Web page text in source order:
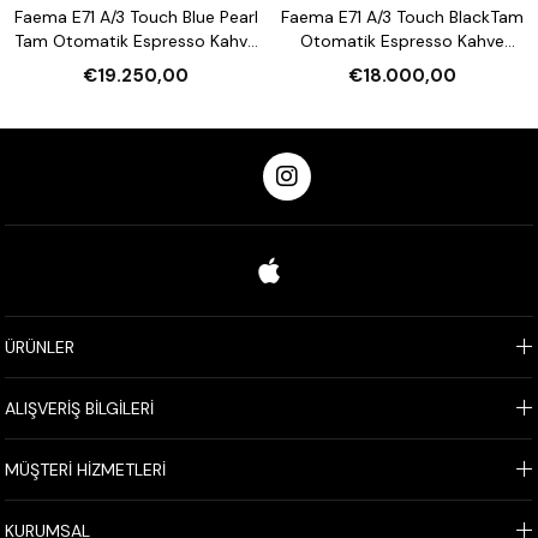
Faema E71 A/3 Touch Blue Pearl
Tam Otomatik Espresso Kahve
Makinesi
€19.250,00
Faema E71 A/3 Touch BlackTam
Otomatik Espresso Kahve
Makinesi
€18.000,00
ÜRÜNLER
ALIŞVERİŞ BİLGİLERİ
MÜŞTERİ HİZMETLERİ
KURUMSAL